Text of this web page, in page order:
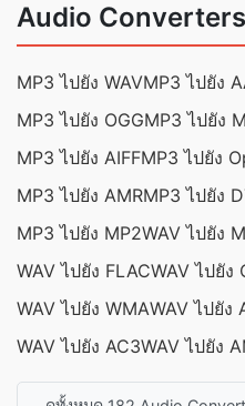
Audio Converters
MP3 ไปยัง WAVMP3 ไปยัง
MP3 ไปยัง OGGMP3 ไปยัง
MP3 ไปยัง AIFFMP3 ไปยัง
MP3 ไปยัง AMRMP3 ไปยัง
MP3 ไปยัง MP2WAV ไปยัง
WAV ไปยัง FLACWAV ไปยัง
WAV ไปยัง WMAWAV ไปยัง
WAV ไปยัง AC3WAV ไปยัง